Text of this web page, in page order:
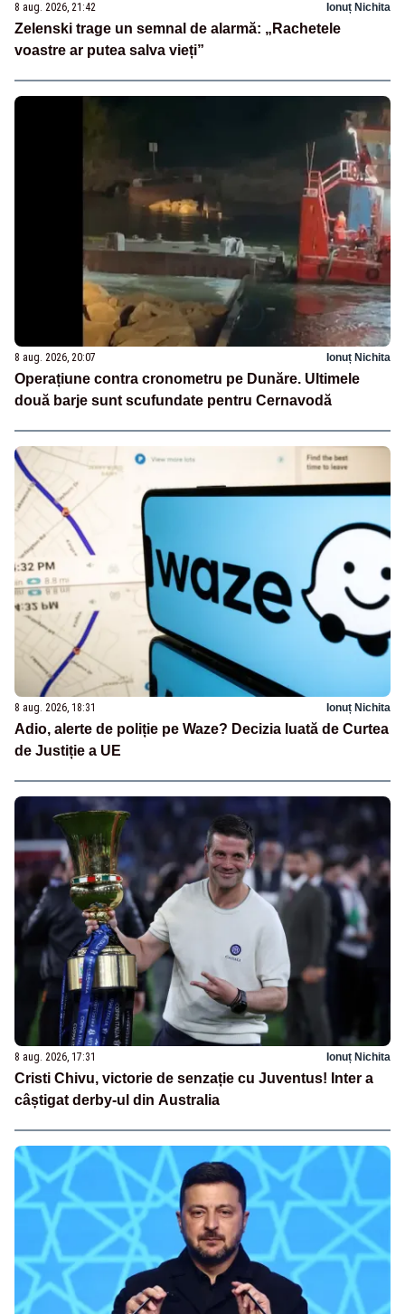
8 aug. 2026, 21:42 Ionuț Nichita
Zelenski trage un semnal de alarmă: „Rachetele
voastre ar putea salva vieți”
8 aug. 2026, 20:07 Ionuț Nichita
Operațiune contra cronometru pe Dunăre. Ultimele
două barje sunt scufundate pentru Cernavodă
8 aug. 2026, 18:31 Ionuț Nichita
Adio, alerte de poliție pe Waze? Decizia luată de Curtea
de Justiție a UE
8 aug. 2026, 17:31 Ionuț Nichita
Cristi Chivu, victorie de senzație cu Juventus! Inter a
câștigat derby-ul din Australia